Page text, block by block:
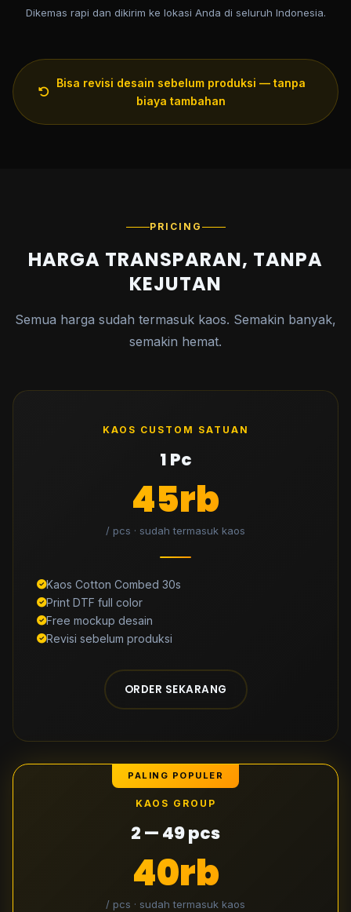
Dikemas rapi dan dikirim ke lokasi Anda di seluruh Indonesia.
Bisa revisi desain sebelum produksi — tanpa
biaya tambahan
PRICING
HARGA TRANSPARAN, TANPA
KEJUTAN
Semua harga sudah termasuk kaos. Semakin banyak,
semakin hemat.
KAOS CUSTOM SATUAN
1 Pc
45rb
/ pcs · sudah termasuk kaos
Kaos Cotton Combed 30s
Print DTF full color
Free mockup desain
Revisi sebelum produksi
ORDER SEKARANG
PALING POPULER
KAOS GROUP
2 — 49 pcs
40rb
/ pcs · sudah termasuk kaos